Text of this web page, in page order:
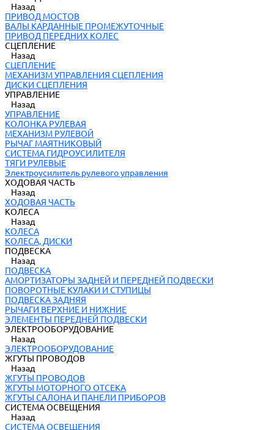
Назад
ПРИВОД МОСТОВ
ВАЛЫ КАРДАННЫЕ ПРОМЕЖУТОЧНЫЕ
ПРИВОД ПЕРЕДНИХ КОЛЕС
СЦЕПЛЕНИЕ
Назад
СЦЕПЛЕНИЕ
МЕХАНИЗМ УПРАВЛЕНИЯ СЦЕПЛЕНИЯ
ДИСКИ СЦЕПЛЕНИЯ
УПРАВЛЕНИЕ
Назад
УПРАВЛЕНИЕ
КОЛОНКА РУЛЕВАЯ
МЕХАНИЗМ РУЛЕВОЙ
РЫЧАГ МАЯТНИКОВЫЙ
СИСТЕМА ГИДРОУСИЛИТЕЛЯ
ТЯГИ РУЛЕВЫЕ
Электроусилитель рулевого управления
ХОДОВАЯ ЧАСТЬ
Назад
ХОДОВАЯ ЧАСТЬ
КОЛЕСА
Назад
КОЛЕСА
КОЛЕСА, ДИСКИ
ПОДВЕСКА
Назад
ПОДВЕСКА
АМОРТИЗАТОРЫ ЗАДНЕЙ И ПЕРЕДНЕЙ ПОДВЕСКИ
ПОВОРОТНЫЕ КУЛАКИ И СТУПИЦЫ
ПОДВЕСКА ЗАДНЯЯ
РЫЧАГИ ВЕРХНИЕ И НИЖНИЕ
ЭЛЕМЕНТЫ ПЕРЕДНЕЙ ПОДВЕСКИ
ЭЛЕКТРООБОРУДОВАНИЕ
Назад
ЭЛЕКТРООБОРУДОВАНИЕ
ЖГУТЫ ПРОВОДОВ
Назад
ЖГУТЫ ПРОВОДОВ
ЖГУТЫ МОТОРНОГО ОТСЕКА
ЖГУТЫ САЛОНА И ПАНЕЛИ ПРИБОРОВ
СИСТЕМА ОСВЕЩЕНИЯ
Назад
СИСТЕМА ОСВЕЩЕНИЯ